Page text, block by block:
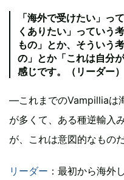
「海外で受けたい」っ
くありたい」っていう
もの」とか、そういう
の」とか「これは自分
感じです。（リーダー）
―これまでのVampilliaは
が多くて、ある種逆輸入
が、これは意図的なもの
リーダー ：最初から海外